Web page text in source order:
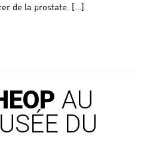
de la prostate. […]
AU
DU